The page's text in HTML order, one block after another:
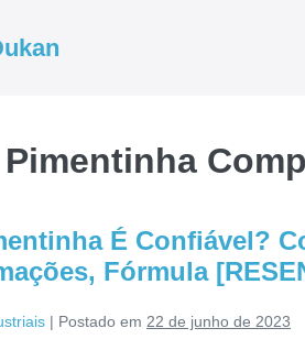
Pimentinha
É Confiável?
Fórmula
| Postado em 22 de junho de 2023